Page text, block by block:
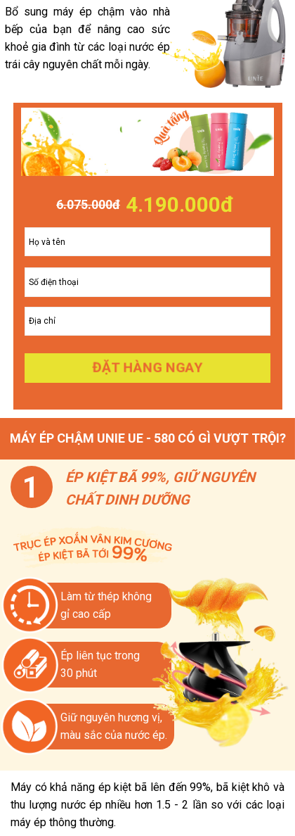
Bổ sung máy ép chậm vào nhà
bếp của bạn để nâng cao sức
khoẻ gia đình từ các loại nước ép
trái cây nguyên chất mỗi ngày.
6.075.000đ 4.190.000đ
ĐẶT HÀNG NGAY
ÉP KIỆT BÃ 99%, GIỮ NGUYÊN
CHẤT DINH DƯỠNG
MÁY ÉP CHẬM UNIE UE - 580 CÓ GÌ VƯỢT TRỘI?
Làm từ thép không
gỉ cao cấp
Ép liên tục trong
30 phút
Giữ nguyên hương vị,
màu sắc của nước ép.
1
Máy có khả năng ép kiệt bã lên đến 99%, bã kiệt khô và
thu lượng nước ép nhiều hơn 1.5 - 2 lần so với các loại
máy ép thông thường.